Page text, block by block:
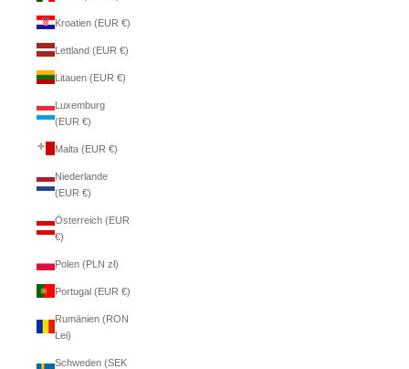
Kroatien (EUR €)
Lettland (EUR €)
Litauen (EUR €)
Luxemburg
(EUR €)
Malta (EUR €)
Niederlande
(EUR €)
Österreich (EUR
€)
Polen (PLN zł)
Portugal (EUR €)
Rumänien (RON
Lei)
Schweden (SEK